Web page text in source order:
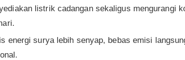
listrik cadangan sekaligus mengurangi
energi surya lebih senyap, bebas emisi